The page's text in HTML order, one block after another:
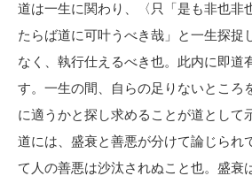
道は一生に関わり、〈只「是も非也非
たらば道に可叶うべき哉」と一生探捉
なく、執行仕えるべき也。此内に即道
す。一生の間、自らの足りないところ
に適うかと探し求めることが道として
道には、盛衰と善悪が分けて論じられ
て人の善悪は沙汰されぬこと也。盛衰